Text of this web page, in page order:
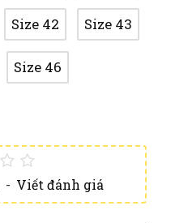
- Viết đánh giá
Size 42 Size 43
Size 46